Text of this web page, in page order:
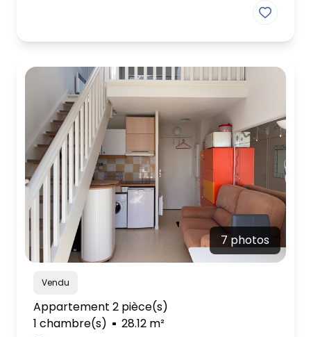
7 photos
Vendu
Appartement 2 pièce(s)
1 chambre(s)
28.12 m²